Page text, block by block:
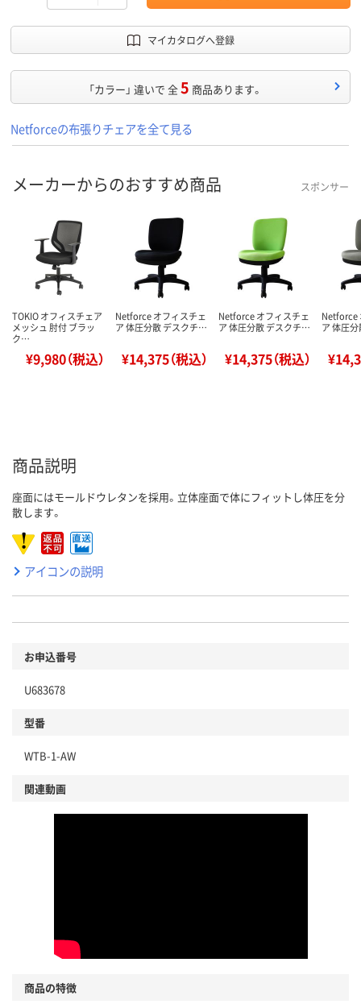
マイカタログへ登録
「カラー」 違いで 全5 商品あります。
Netforceの布張りチェアを全て見る
メーカーからのおすすめ商品 スポンサー
TOKIO オフィスチェア
メッシュ 肘付 ブラッ
ク…
¥9,980（税込）
Netforce オフィスチェ
ア 体圧分散 デスクチ…
¥14,375（税込）
Netforce オフィスチェ
ア 体圧分散 デスクチ…
¥14,375（税込）
Netforce
ア 体圧
商品説明
座面にはモールドウレタンを採用。立体座面で体にフィットし体圧を分
散します。
アイコンの説明
お申込番号
U683678
型番
WTB-1-AW
関連動画
商品の特徴